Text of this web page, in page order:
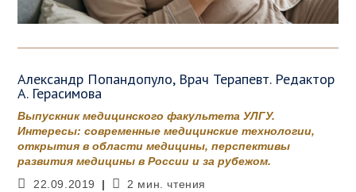
Александр Попандопуло, Врач Терапевт. Редактор
А. Герасимова
Выпускник медицинского факультета УЛГУ.
Интересы: современные медицинские технологии,
открытия в области медицины, перспективы
развития медицины в России и за рубежом.
Запись
22.09.2019
Время
2 мин. чтения